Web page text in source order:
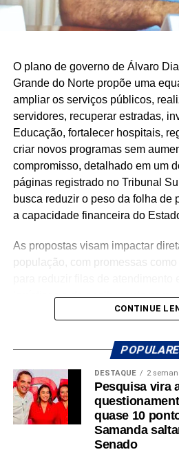
O plano de governo de Álvaro
Grande do Norte propõe uma
ampliar os serviços públicos,
servidores, recuperar estradas,
Educação, fortalecer hospitais,
criar novos programas sem
compromisso, detalhado em um
páginas registrado no Tribunal
busca reduzir o peso da folha de
a capacidade financeira do
As propostas visam impactar
população, com promessas
logísticos e de acolhimento para
diagnóstico financeiro do próprio
apenas 3% da despesa total,
acumulou, no período de 12
2026, R$ 11,29 bilhões em
montante que superou em R$
estabelecido pela Lei de
A pressão sobre o Tesouro
CONTINUE
DESTAQUE 2
Pesquisa vira
quase 10
Samanda
Senado